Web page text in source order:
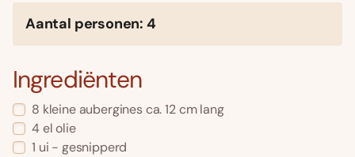
Aantal personen: 4
Ingrediënten
8 kleine aubergines ca. 12 cm lang
4 el olie
1 ui - gesnipperd